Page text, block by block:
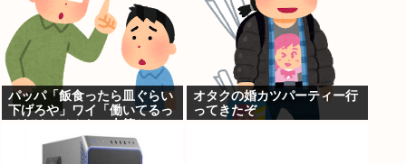
パッパ「飯食ったら皿ぐらい
下げろや」ワイ「働いてるっ
ね…！」
オタクの婚カツパーティー行
ってきたぞ